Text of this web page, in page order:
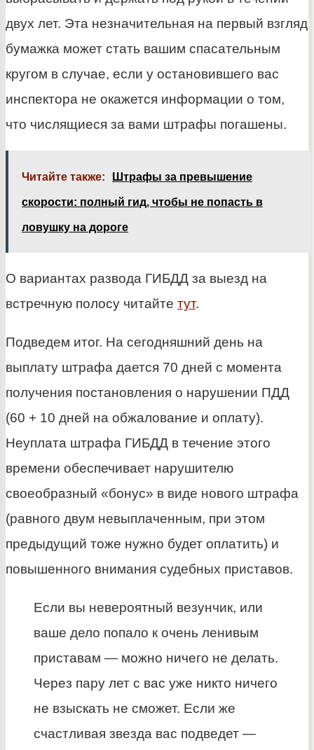
двух лет. Эта незначительная на первый взгляд
бумажка может стать вашим спасательным
кругом в случае, если у остановившего вас
инспектора не окажется информации о том,
что числящиеся за вами штрафы погашены.
Читайте также: Штрафы за превышение
скорости: полный гид, чтобы не попасть в
ловушку на дороге
О вариантах развода ГИБДД за выезд на
встречную полосу читайте тут.
Подведем итог. На сегодняшний день на
выплату штрафа дается 70 дней с момента
получения постановления о нарушении ПДД
(60 + 10 дней на обжалование и оплату).
Неуплата штрафа ГИБДД в течение этого
времени обеспечивает нарушителю
своеобразный «бонус» в виде нового штрафа
(равного двум невыплаченным, при этом
предыдущий тоже нужно будет оплатить) и
повышенного внимания судебных приставов.
Если вы невероятный везунчик, или
ваше дело попало к очень ленивым
приставам — можно ничего не делать.
Через пару лет с вас уже никто ничего
не взыскать не сможет. Если же
счастливая звезда вас подведет —